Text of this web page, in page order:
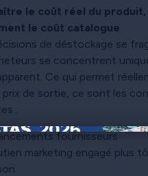
le coût réel du produit,
le coût catalogue
de déstockage se
se concentrent
Ce qui permet
prix de sortie, ce sont les
:
fournisseurs
marketing engagé plus